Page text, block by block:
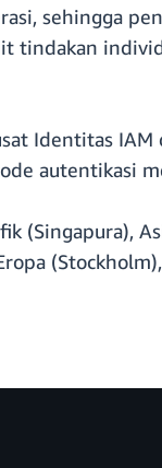
sehingga
tindakan
Identitas IAM
autentikasi
(Singapura),